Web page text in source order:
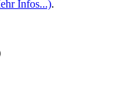
Infos...).